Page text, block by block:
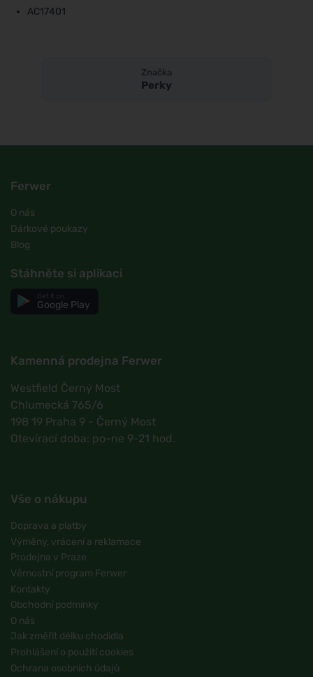
AC17401
Značka
Perky
Ferwer
O nás
Dárkové poukazy
Blog
Stáhněte si aplikaci
Google Play
Kamenná prodejna Ferwer
Westfield Černý Most
Chlumecká 765/6
198 19 Praha 9 - Černý Most
Otevírací doba: po-ne 9-21 hod.
Vše o nákupu
Doprava a platby
Výměny, vrácení a reklamace
Prodejna v Praze
Věrnostní program Ferwer
Kontakty
Obchodní podmínky
O nás
Jak změřit délku chodidla
Prohlášení o použití cookies
Ochrana osobních údajů